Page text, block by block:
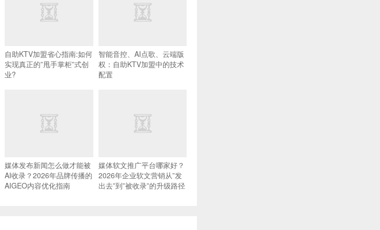
自助KTV加盟省心指南:如何
实现真正的”甩手掌柜”式创
业?
智能音控、AI点歌、云端版
权：自助KTV加盟中的技术
配置
媒体发布新闻怎么做才能被
AI收录？2026年品牌传播的
AIGEO内容优化指南
媒体软文推广平台哪家好？
2026年企业软文营销从”发
出去”到”被收录”的升级路径